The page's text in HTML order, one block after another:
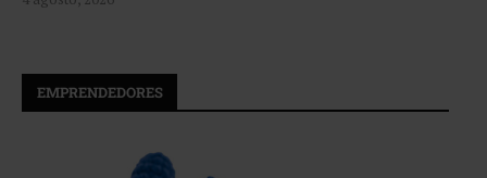
EMPRENDEDORES